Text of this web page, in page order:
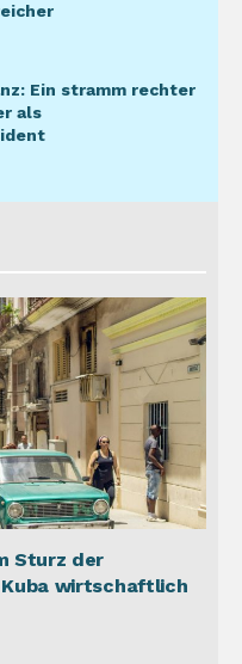
Ein stramm rechter
als
Sturz der
Kuba wirtschaftlich